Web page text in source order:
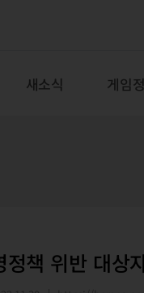
새소식 게임
책 위반 대상